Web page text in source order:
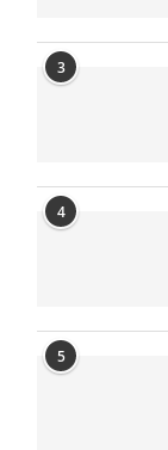
3
4
5